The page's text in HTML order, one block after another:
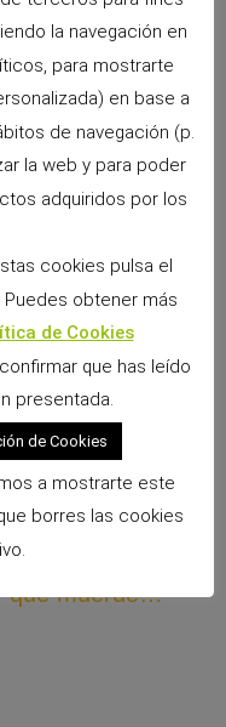
¿Por qué muerde mi hurón?
la navegación en
para mostrarte
en base a
de navegación (p.
la web y para poder
adquiridos por los
cookies pulsa el
obtener más
de Cookies
que has leído
presentada.
de Cookies
a mostrarte este
borres las cookies